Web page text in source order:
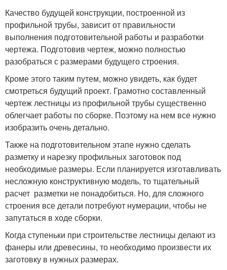
Качество будущей конструкции, построенной из
профильной трубы, зависит от правильности
выполнения подготовительной работы и разработки
чертежа. Подготовив чертеж, можно полностью
разобраться с размерами будущего строения.
Кроме этого таким путем, можно увидеть, как будет
смотреться будущий проект. Грамотно составленный
чертеж лестницы из профильной трубы существенно
облегчает работы по сборке. Поэтому на нем все нужно
изобразить очень детально.
Также на подготовительном этапе нужно сделать
разметку и нарезку профильных заготовок под
необходимые размеры. Если планируется изготавливать
несложную конструктивную модель, то тщательный
расчет разметки не понадобиться. Но, для сложного
строения все детали потребуют нумерации, чтобы не
запутаться в ходе сборки.
Когда ступеньки при строительстве лестницы делают из
фанеры или древесины, то необходимо произвести их
заготовку в нужных размерах.